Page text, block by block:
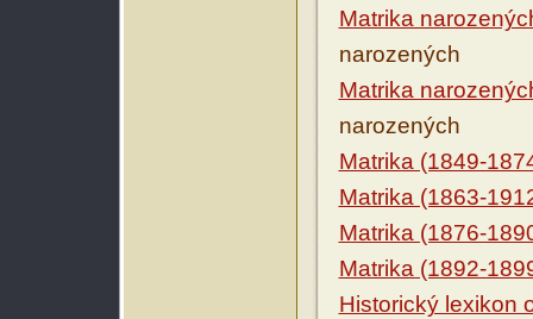
Matrika
narozených
Matrika
narozených
Matrika (1849-
Matrika (1863-
Matrika (1876-
Matrika (1892-
Historický lexikon